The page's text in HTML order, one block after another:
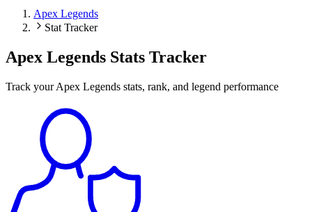
Apex Legends
Stat Tracker
Apex Legends Stats Tracker
Track your Apex Legends stats, rank, and legend performance